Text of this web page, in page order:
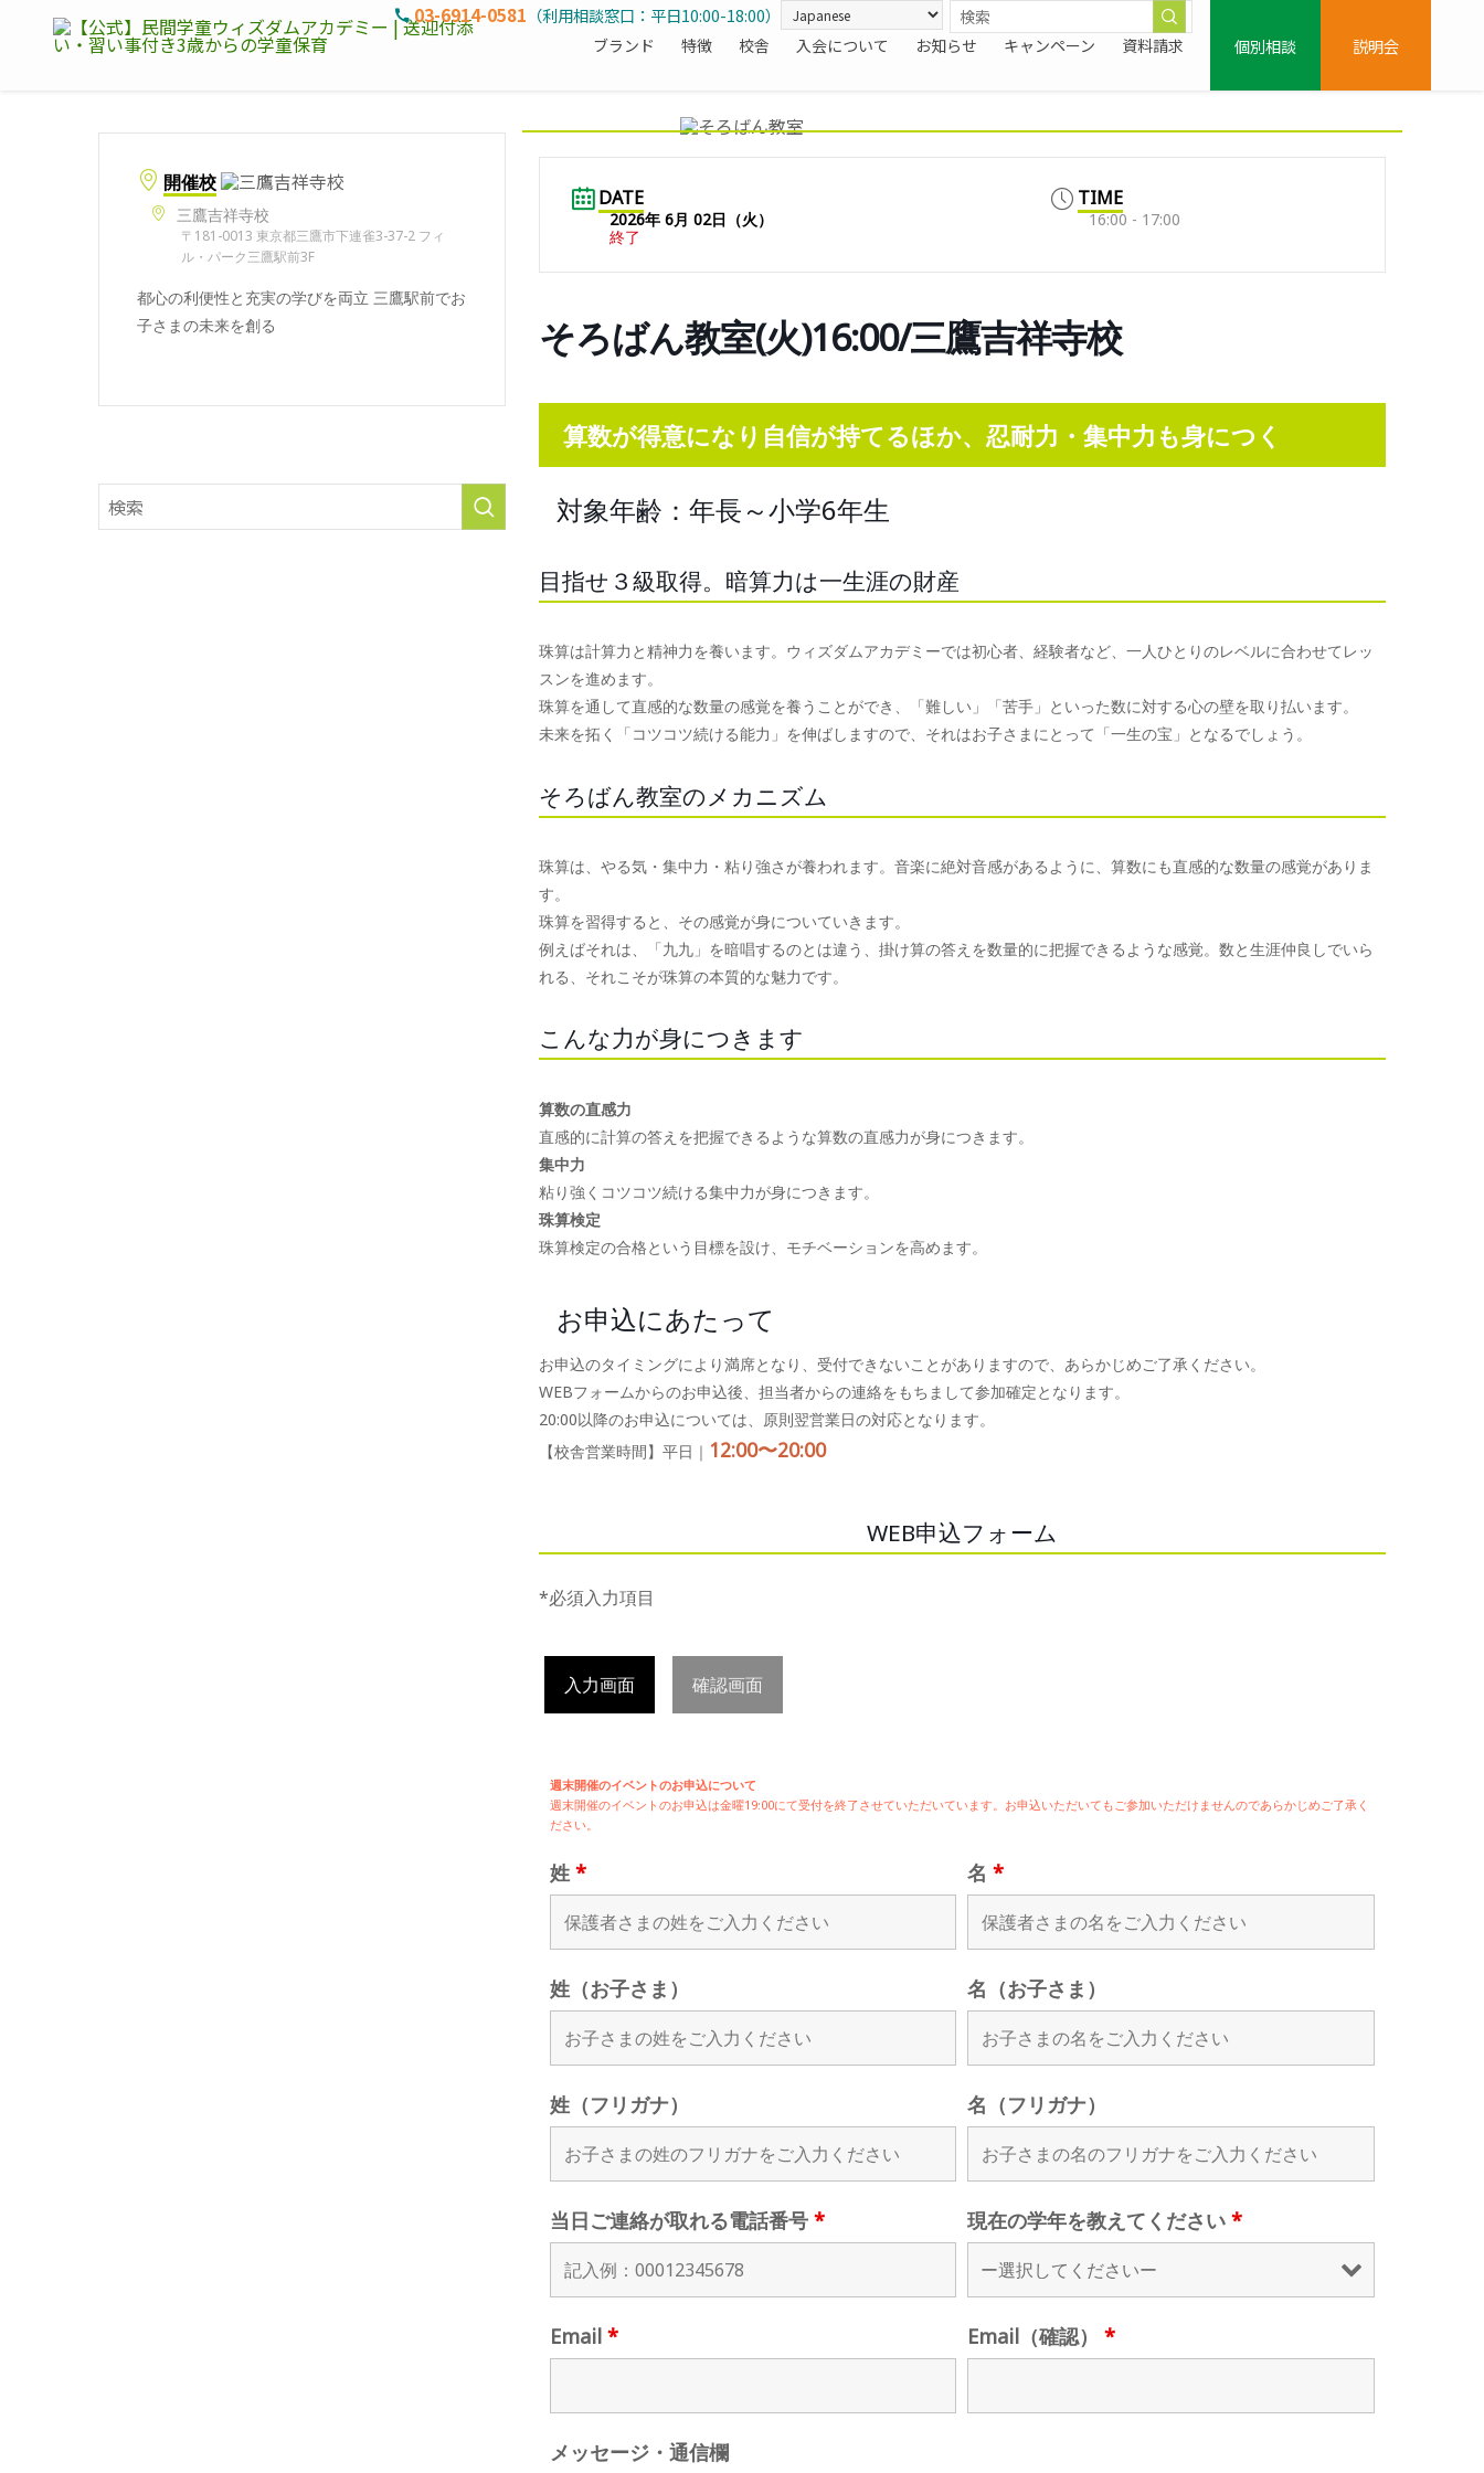
ブランド 特徴 校舎 入会について お知らせ キャンペーン 資料請求
03-6914-0581 （利用相談窓口：平日10:00-18:00）
個別相談
説明会
開催校
三鷹吉祥寺校
〒181-0013 東京都三鷹市下連雀3-37-2 フィ
ル・パーク三鷹駅前3F
都心の利便性と充実の学びを両立 三鷹駅前でお
子さまの未来を創る
DATE
2026年 6月 02日（火）
終了
TIME
16:00 - 17:00
そろばん教室(火)16:00/三鷹吉祥寺校
算数が得意になり自信が持てるほか、忍耐力・集中力も身につく
対象年齢：年長～小学6年生
目指せ３級取得。暗算力は一生涯の財産
珠算は計算力と精神力を養います。ウィズダムアカデミーでは初心者、経験者など、一人ひとりのレベルに合わせてレッ
スンを進めます。
珠算を通して直感的な数量の感覚を養うことができ、「難しい」「苦手」といった数に対する心の壁を取り払います。
未来を拓く「コツコツ続ける能力」を伸ばしますので、それはお子さまにとって「一生の宝」となるでしょう。
そろばん教室のメカニズム
珠算は、やる気・集中力・粘り強さが養われます。音楽に絶対音感があるように、算数にも直感的な数量の感覚がありま
す。
珠算を習得すると、その感覚が身についていきます。
例えばそれは、「九九」を暗唱するのとは違う、掛け算の答えを数量的に把握できるような感覚。数と生涯仲良しでいら
れる、それこそが珠算の本質的な魅力です。
こんな力が身につきます
算数の直感力
直感的に計算の答えを把握できるような算数の直感力が身につきます。
集中力
粘り強くコツコツ続ける集中力が身につきます。
珠算検定
珠算検定の合格という目標を設け、モチベーションを高めます。
お申込にあたって
お申込のタイミングにより満席となり、受付できないことがありますので、あらかじめご了承ください。
WEBフォームからのお申込後、担当者からの連絡をもちまして参加確定となります。
20:00以降のお申込については、原則翌営業日の対応となります。
【校舎営業時間】平日｜ 12:00〜20:00
WEB申込フォーム
*必須入力項目
入力画面 確認画面
週末開催のイベントのお申込について
週末開催のイベントのお申込は金曜19:00にて受付を終了させていただいています。お申込いただいてもご参加いただけませんのであらかじめご了承く
ださい。
姓 * 名*
姓（お子さま） 名（お子さま）
姓（フリガナ） 名（フリガナ）
当日ご連絡が取れる電話番号 * 現在の学年を教えてください*
Email * Email（確認）*
メッセージ・通信欄